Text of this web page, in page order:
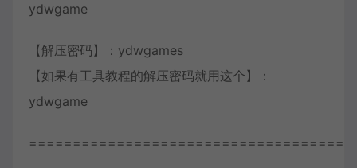
ydwgame
【解压密码】：ydwgames
【如果有工具教程的解压密码就用这个】：
ydwgame